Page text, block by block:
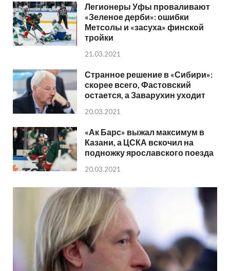
Легионеры Уфы проваливают
«Зеленое дерби»: ошибки
Метсолы и «засуха» финской
тройки
21.03.2021
Странное решение в «Сибири»:
скорее всего, Фастовский
остается, а Заварухин уходит
20.03.2021
«Ак Барс» выжал максимум в
Казани, а ЦСКА вскочил на
подножку ярославского поезда
20.03.2021